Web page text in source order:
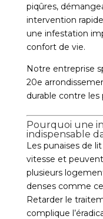
piqûres,
intervention
une infestation
confort de vie.
Notre entreprise
20e
durable contre les
Pourquoi une
indispensable
Les punaises de
vitesse et
plusieurs
denses comme
Retarder le
complique